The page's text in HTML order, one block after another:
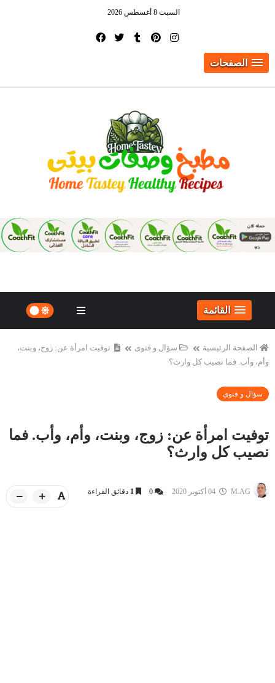
السبت 8 أغسطس 2026
الصفحات
القائمة
الصفحة الرئيسية سؤال و فتوى
توفيت امرأة عن: زوج، وبنت،
وأم، وأب. فما نصيب كل وارث؟
سؤال و فتوى
توفيت امرأة عن: زوج، وبنت، وأم، وأب. فما
نصيب كل وارث؟
M.AG
0
1 دقائق القراءة